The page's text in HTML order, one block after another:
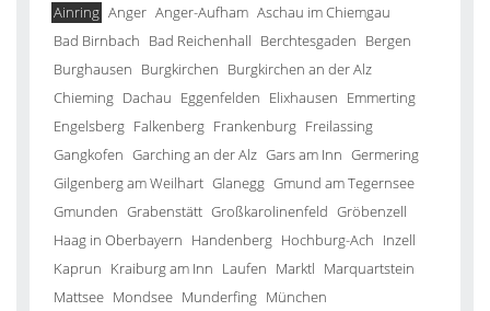
Ainring Anger Anger-Aufham Aschau im Chiemgau
Bad Birnbach Bad Reichenhall Berchtesgaden Bergen
Burghausen Burgkirchen Burgkirchen an der Alz
Chieming Dachau Eggenfelden Elixhausen Emmerting
Engelsberg Falkenberg Frankenburg Freilassing
Gangkofen Garching an der Alz Gars am Inn Germering
Gilgenberg am Weilhart Glanegg Gmund am Tegernsee
Gmunden Grabenstätt Großkarolinenfeld Gröbenzell
Haag in Oberbayern Handenberg Hochburg-Ach Inzell
Kaprun Kraiburg am Inn Laufen Marktl Marquartstein
Mattsee Mondsee Munderfing München